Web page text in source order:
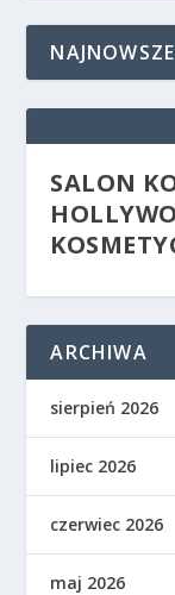
SALON
ARCHIWA
sierpień 2026
lipiec 2026
czerwiec 2026
maj 2026